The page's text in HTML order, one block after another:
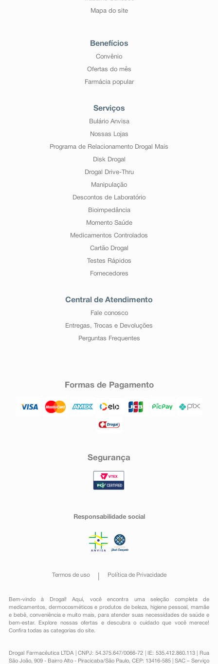
Mapa do site
Benefícios
Convênio
Ofertas do mês
Farmácia popular
Serviços
Bulário Anvisa
Nossas Lojas
Programa de Relacionamento Drogal Mais
Disk Drogal
Drogal Drive-Thru
Manipulação
Descontos de Laboratório
Bioimpedância
Momento Saúde
Medicamentos Controlados
Cartão Drogal
Testes Rápidos
Fornecedores
Central de Atendimento
Fale conosco
Entregas, Trocas e Devoluções
Perguntas Frequentes
Formas de Pagamento
Segurança
Responsabilidade social
Termos de uso Política de Privacidade
Bem-vindo à Drogal! Aqui, você encontra uma seleção completa de
medicamentos , dermocosméticos e produtos de beleza, higiene pessoal ,mamãe
e bebê, conveniênciae muito mais, para atender suas necessidades de saúde e
bem-estar. Explore nossas ofertas e descubra o cuidado que você merece!
Confira todas as categorias do site.
Drogal Farmacêutica LTDA | CNPJ: 54.375.647/0066-72 | IE: 535.412.860.113 | Rua
São João, 909 - Bairro Alto - Piracicaba/São Paulo, CEP: 13416-585 | SAC – Serviço